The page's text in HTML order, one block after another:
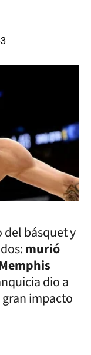
del básquet y
murió
dio a
impacto